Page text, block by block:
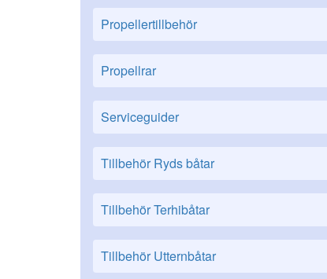
Propellertillbehör
Propellrar
Serviceguider
Tillbehör Ryds båtar
Tillbehör Terhibåtar
Tillbehör Utternbåtar